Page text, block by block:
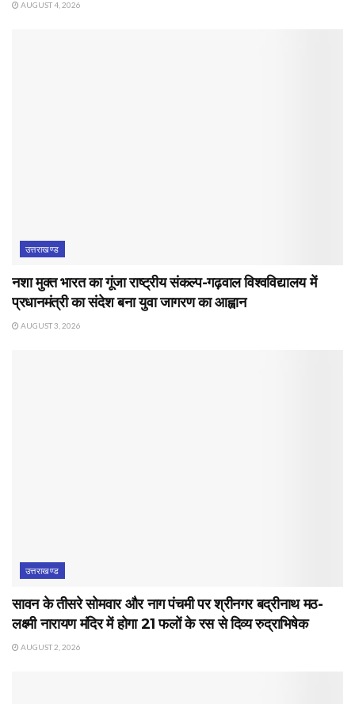
AUGUST 4, 2026
उत्तराखण्ड
नशा मुक्त भारत का गूंजा राष्ट्रीय संकल्प-गढ़वाल विश्वविद्यालय में
प्रधानमंत्री का संदेश बना युवा जागरण का आह्वान
AUGUST 3, 2026
उत्तराखण्ड
सावन के तीसरे सोमवार और नाग पंचमी पर श्रीनगर बद्रीनाथ मठ-
लक्ष्मी नारायण मंदिर में होगा 21 फलों के रस से दिव्य रुद्राभिषेक
AUGUST 2, 2026